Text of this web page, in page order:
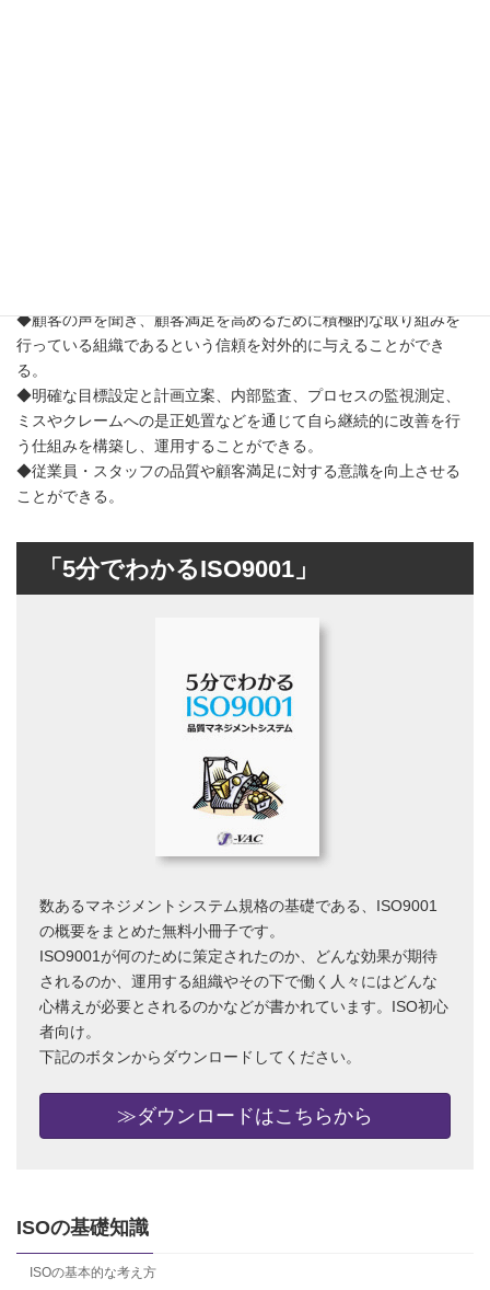
◆顧客の声を聞き、顧客満足を高めるために積極的な取り組みを
行っている組織であるという信頼を対外的に与えることができ
る。
◆明確な目標設定と計画立案、内部監査、プロセスの監視測定、
ミスやクレームへの是正処置などを通じて自ら継続的に改善を行
う仕組みを構築し、運用することができる。
◆従業員・スタッフの品質や顧客満足に対する意識を向上させる
ことができる。
「5分でわかるISO9001」
数あるマネジメントシステム規格の基礎である、ISO9001
の概要をまとめた無料小冊子です。
ISO9001が何のために策定されたのか、どんな効果が期待
されるのか、運用する組織やその下で働く人々にはどんな
心構えが必要とされるのかなどが書かれています。ISO初心
者向け。
下記のボタンからダウンロードしてください。
≫ダウンロードはこちらから
ISOの基礎知識
ISOの基本的な考え方